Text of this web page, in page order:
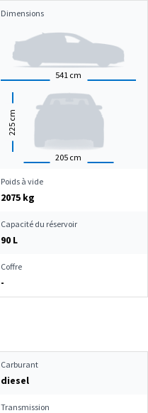
Dimensions
541 cm
205 cm
225
cm
Poids à vide
2075 kg
Capacité du réservoir
90 L
Coffre
-
Carburant
diesel
Transmission